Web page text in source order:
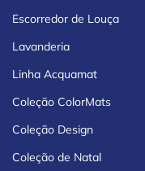
Escorredor de Louça
Lavanderia
Linha Acquamat
Coleção ColorMats
Coleção Design
Coleção de Natal